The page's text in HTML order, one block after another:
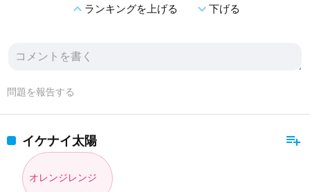
expand_lessランキングを上げる expand_more下げる
問題を報告する
playlist_add
イケナイ太陽
オレンジレンジ